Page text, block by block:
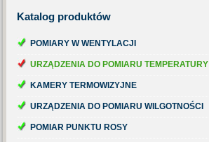
Katalog produktów
POMIARY W WENTYLACJI
URZĄDZENIA DO POMIARU TEMPERATURY
KAMERY TERMOWIZYJNE
URZĄDZENIA DO POMIARU WILGOTNOŚCI
POMIAR PUNKTU ROSY